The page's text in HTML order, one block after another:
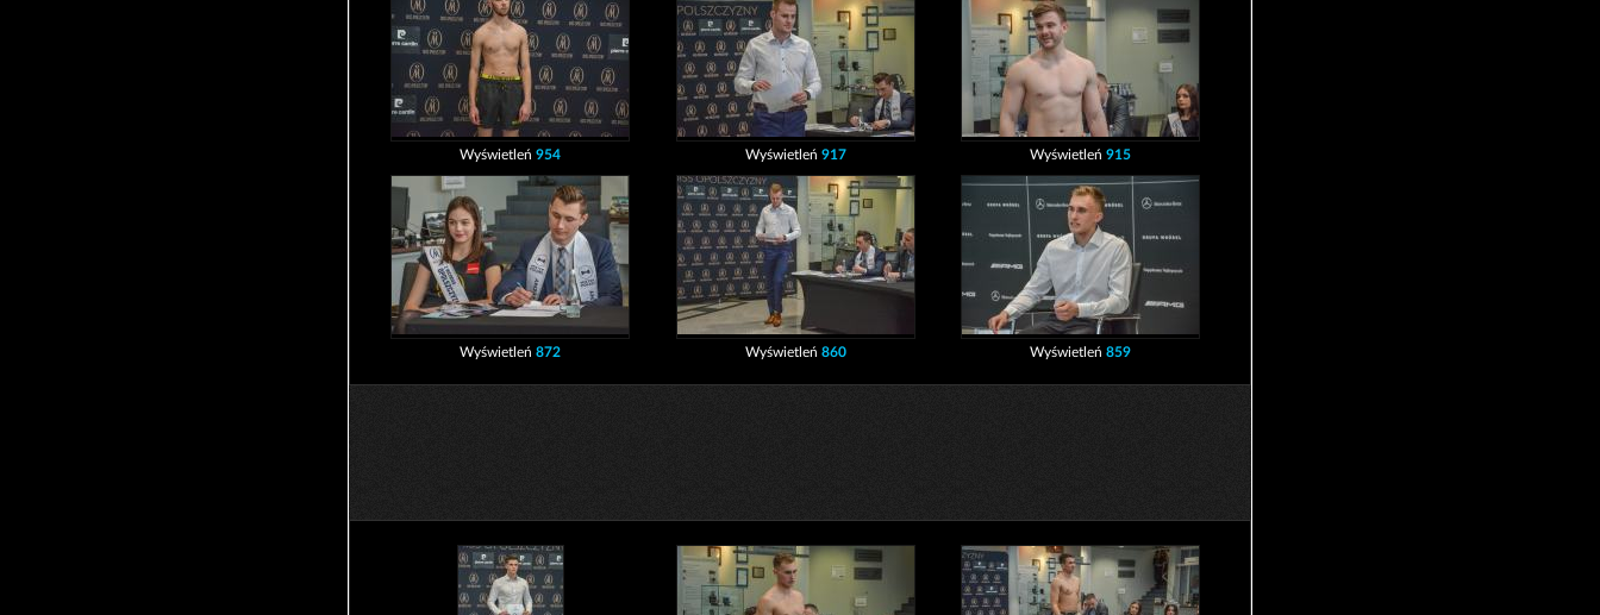
Wyświetleń954 Wyświetleń 917 Wyświetleń915
Wyświetleń872 Wyświetleń 860 Wyświetleń859